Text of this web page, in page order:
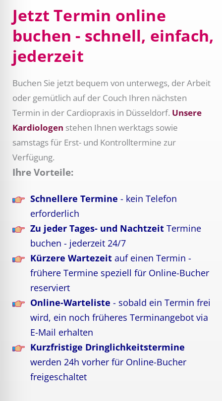
Jetzt Termin online
buchen - schnell, einfach,
jederzeit
Buchen Sie jetzt bequem von unterwegs, der Arbeit
oder gemütlich auf der Couch Ihren nächsten
Termin in der Cardiopraxis in Düsseldorf. Unsere
Kardiologen stehen Ihnen werktags sowie
samstags für Erst- und Kontrolltermine zur
Verfügung.
Ihre Vorteile:
Schnellere Termine- kein Telefon
erforderlich
Zu jeder Tages- und Nachtzeit Termine
buchen - jederzeit 24/7
Kürzere Wartezeit auf einen Termin -
frühere Termine speziell für Online-Bucher
reserviert
Online-Warteliste - sobald ein Termin frei
wird, ein noch früheres Terminangebot via
E-Mail erhalten
Kurzfristige Dringlichkeitstermine
werden 24h vorher für Online-Bucher
freigeschaltet